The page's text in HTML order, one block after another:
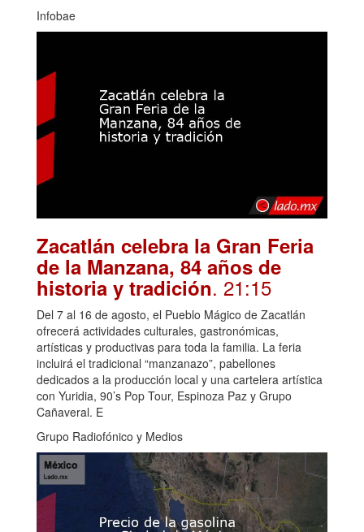
Infobae
Zacatlán celebra la Gran Feria
de la Manzana, 84 años de
historia y tradición. 21:15
Del 7 al 16 de agosto, el Pueblo Mágico de Zacatlán
ofrecerá actividades culturales, gastronómicas,
artísticas y productivas para toda la familia. La feria
incluirá el tradicional “manzanazo”, pabellones
dedicados a la producción local y una cartelera artística
con Yuridia, 90’s Pop Tour, Espinoza Paz y Grupo
Cañaveral. E
Grupo Radiofónico y Medios